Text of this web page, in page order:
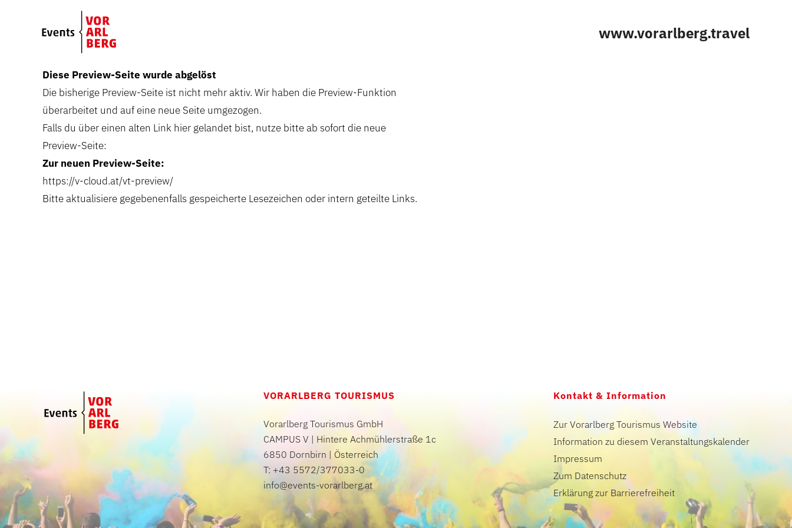
Skip to main content
www.vorarlberg.travel
Diese Preview-Seite wurde abgelöst
Die bisherige Preview-Seite ist nicht mehr aktiv. Wir haben die Preview-Funktion
überarbeitet und auf eine neue Seite umgezogen.
Falls du über einen alten Link hier gelandet bist, nutze bitte ab sofort die neue
Preview-Seite:
Zur neuen Preview-Seite:
https://v-cloud.at/vt-preview/
Bitte aktualisiere gegebenenfalls gespeicherte Lesezeichen oder intern geteilte Links.
VORARLBERG TOURISMUS
Vorarlberg Tourismus GmbH
CAMPUS V | Hintere Achmühlerstraße 1c
6850 Dornbirn | Österreich
T: +43 5572/377033-0
info@events-vorarlberg.at
Kontakt & Information
Zur Vorarlberg Tourismus Website
Information zu diesem Veranstaltungskalender
Impressum
Zum Datenschutz
Erklärung zur Barrierefreiheit